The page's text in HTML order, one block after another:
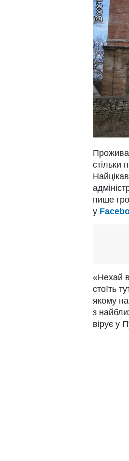
стільки
пише
у
«Нехай
стоїть
якому
з
вірує у